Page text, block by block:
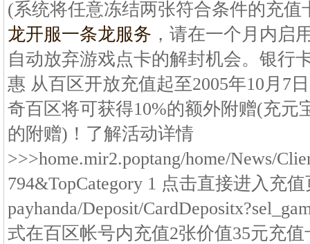
(系统将任意冻结两张符合条件的充值
龙开服一条龙服务 ，请在一个月内启
自动放弃游戏点卡的解封机会。银行
惠 从百区开放充值起至2005年10月7
奇百区将可获得10%的额外附赠(充元
的附赠)！了解活动详情
>>>home.mir2.poptang/home/News/
794&TopCategory 1 点击直接进入充
payhanda/Deposit/
式在百区帐号内充值2张价值35元充